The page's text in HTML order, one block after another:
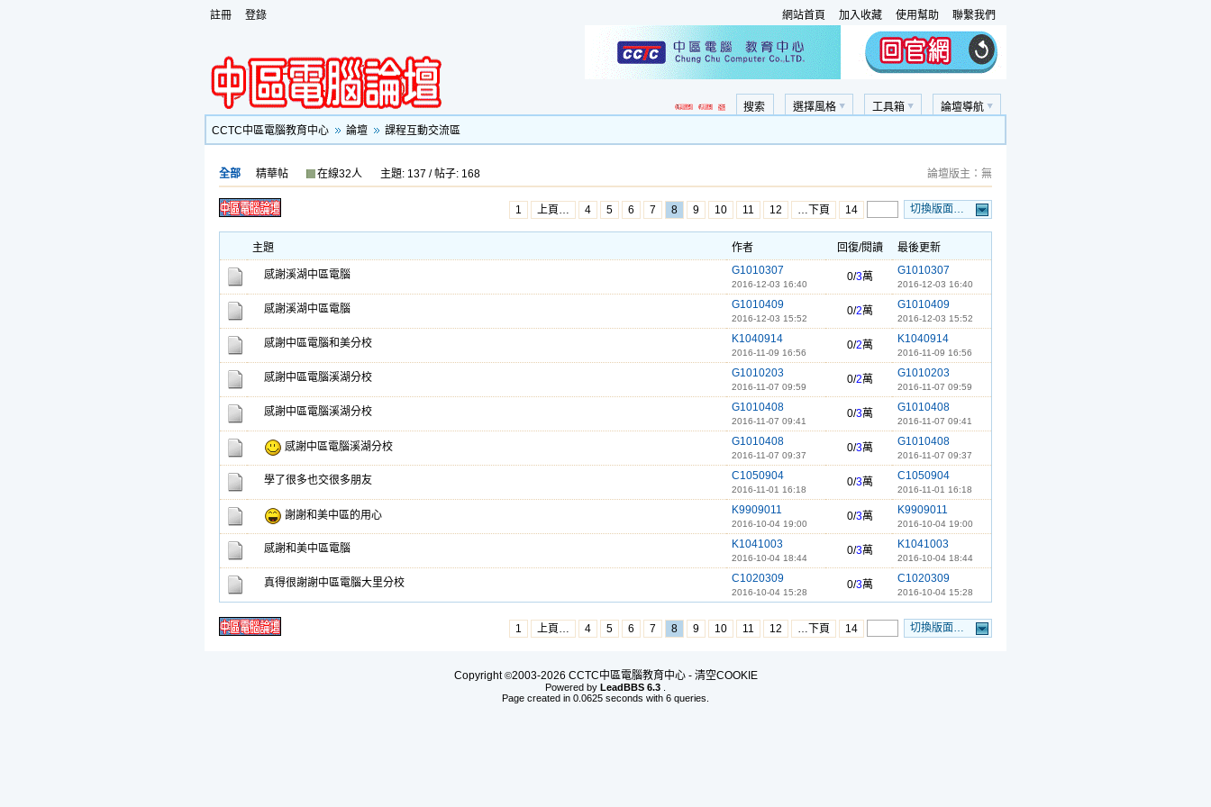
註冊 登錄 網站首頁 加入收藏 使用幫助 聯繫我們
論壇導航
工具箱
選擇風格
搜索
CCTC中區電腦教育中心
論壇 課程互動交流區
全部 精華帖 在線32人 主題: 137 / 帖子: 168 論壇版主：無
切換版面…
1 上頁… 4 5 6 7 8 9 10 11 12 …下頁 14
主題 作者 回復/閱讀 最後更新
感謝溪湖中區電腦 G1010307
2016-12-03 16:40
0/3萬 G1010307
2016-12-03 16:40
感謝溪湖中區電腦 G1010409
2016-12-03 15:52
0/2萬 G1010409
2016-12-03 15:52
感謝中區電腦和美分校 K1040914
2016-11-09 16:56
0/2萬 K1040914
2016-11-09 16:56
感謝中區電腦溪湖分校 G1010203
2016-11-07 09:59
0/2萬 G1010203
2016-11-07 09:59
感謝中區電腦溪湖分校 G1010408
2016-11-07 09:41
0/3萬 G1010408
2016-11-07 09:41
感謝中區電腦溪湖分校 G1010408
2016-11-07 09:37
0/3萬 G1010408
2016-11-07 09:37
學了很多也交很多朋友 C1050904
2016-11-01 16:18
0/3萬 C1050904
2016-11-01 16:18
謝謝和美中區的用心 K9909011
2016-10-04 19:00
0/3萬 K9909011
2016-10-04 19:00
感謝和美中區電腦 K1041003
2016-10-04 18:44
0/3萬 K1041003
2016-10-04 18:44
真得很謝謝中區電腦大里分校 C1020309
2016-10-04 15:28
0/3萬 C1020309
2016-10-04 15:28
切換版面…
1 上頁… 4 5 6 7 8 9 10 11 12 …下頁 14
Copyright©2003-2026 CCTC中區電腦教育中心 - 清空COOKIE
Powered by LeadBBS 6.3
Page created in 0.0625 seconds with 6 queries.